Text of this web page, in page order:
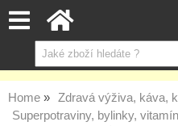
Home
Zdravá výživa, káva,
Superpotraviny, bylinky,